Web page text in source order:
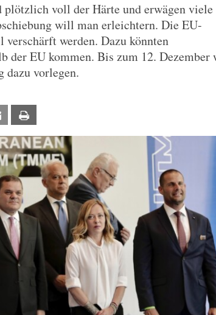
voll der Härte und erwägen viele
will man erleichtern. Die EU-
werden. Dazu könnten
der EU kommen. Bis zum 12.
dazu vorlegen.
Email